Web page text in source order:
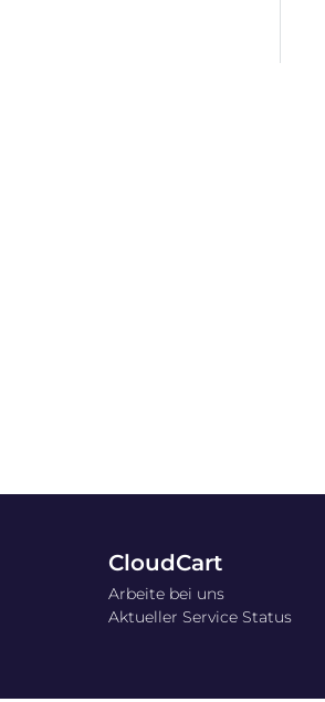
CloudCart
Arbeite bei uns
Aktueller Service Status